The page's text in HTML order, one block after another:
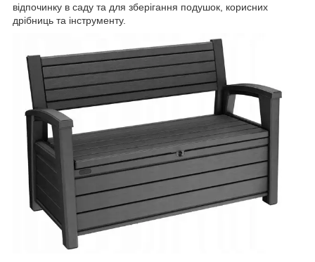
відпочинку в саду та для зберігання подушок, корисних
дрібниць та інструменту.